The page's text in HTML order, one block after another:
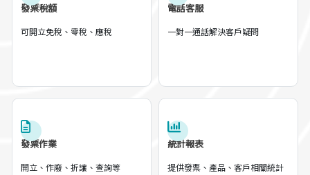
發票稅額
可開立免稅、零稅、應稅
電話客服
一對一通話解決客戶疑問
發票作業
開立、作廢、折讓、查詢等
統計報表
提供發票、產品、客戶相關統計